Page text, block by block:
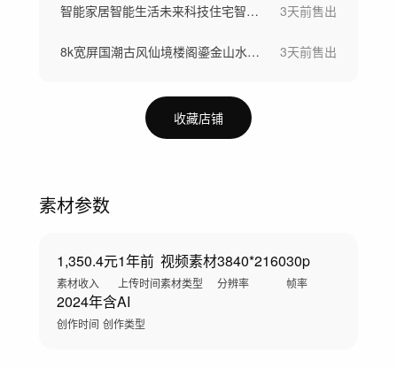
智能家居智能生活未来科技住宅智慧社区 3天前售出
8k宽屏国潮古风仙境楼阁鎏金山水仙鹤背景 3天前售出
收藏店铺
素材参数
1,350.4元
素材收入
1年前
上传时间
视频素材
素材类型
3840*2160
分辨率
30p
帧率
2024年
创作时间
含AI
创作类型